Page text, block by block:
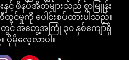
းနှင့် ဖိနပ်အိတ်များသည် စွာမြူန်း
ကို ပေါင်းစပ်ထားပါသည်။
င် အတွေ့အကြုံ ၃၀ နှစ်ကျော်ရှိ
ပိုမိုလေ့လာပါ။